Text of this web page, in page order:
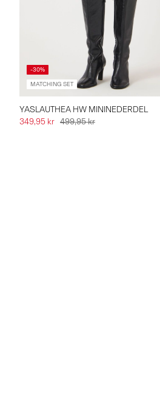
-30%
MATCHING SET
YASLAUTHEA HW MININEDERDEL
349,95 kr 499,95 kr